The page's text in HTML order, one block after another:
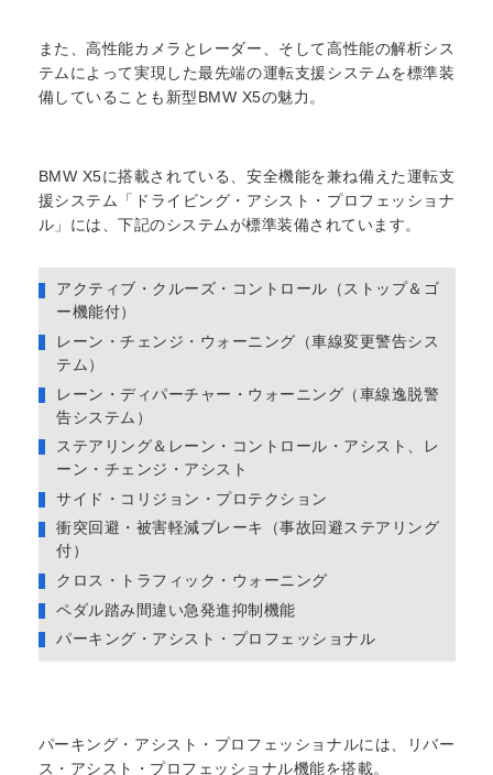
また、高性能カメラとレーダー、そして高性能の解析シス
テムによって実現した最先端の運転支援システムを標準装
備していることも新型BMW X5の魅力。
BMW X5に搭載されている、安全機能を兼ね備えた運転支
援システム「ドライビング・アシスト・プロフェッショナ
ル」には、下記のシステムが標準装備されています。
アクティブ・クルーズ・コントロール（ストップ＆ゴ
ー機能付）
レーン・チェンジ・ウォーニング（車線変更警告シス
テム）
レーン・ディパーチャー・ウォーニング（車線逸脱警
告システム）
ステアリング＆レーン・コントロール・アシスト、レ
ーン・チェンジ・アシスト
サイド・コリジョン・プロテクション
衝突回避・被害軽減ブレーキ（事故回避ステアリング
付）
クロス・トラフィック・ウォーニング
ペダル踏み間違い急発進抑制機能
パーキング・アシスト・プロフェッショナル
パーキング・アシスト・プロフェッショナルには、リバー
ス・アシスト・プロフェッショナル機能を搭載。